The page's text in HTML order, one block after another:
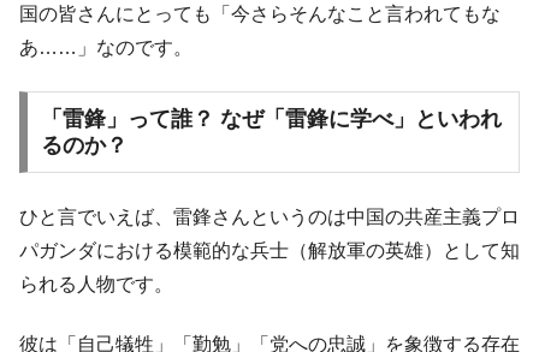
『Money1』
韓国政府「2035年までに18.4GW規模のAIデ
ータセンター整備」⇒ だから無理だってば。
ほぼ終わった」
『Money1』
発。
『Money1』
韓国政府「ニセＫ-ブランドを通報しようキ
ャンペーン」⇒ あの名物教授も登場！
『Money1』
韓国「橋が落ちました」⇒ 耐久性「なさす
『Money1』 韓国鉄鋼最大手『POSCO』ズブズブ沈む。
国の皆さんにとっても「今さらそんなこと言われてもな
あ……」なのです。
「雷鋒」って誰？ なぜ「雷鋒に学べ」といわれ
るのか？
ひと言でいえば、雷鋒さんというのは中国の共産主義プロ
パガンダにおける模範的な兵士（解放軍の英雄）として知
られる人物です。
彼は「自己犠牲」「勤勉」「党への忠誠」を象徴する存在